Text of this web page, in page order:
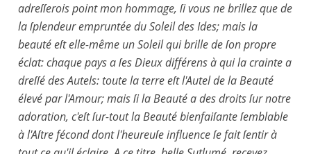
adreſſerois point mon hommage, ſi vous ne brillez que de
la ſplendeur empruntée du Soleil des Ides; mais la
beauté eſt elle-même un Soleil qui brille de ſon propre
éclat: chaque pays a ſes Dieux différens à qui la crainte a
dreſſé des Autels: toute la terre eſt l'Autel de la Beauté
élevé par l'Amour; mais ſi la Beauté a des droits ſur notre
adoration, c'eſt ſur-tout la Beauté bienfaiſante ſemblable
à l'Aſtre fécond dont l'heureuſe influence ſe fait ſentir à